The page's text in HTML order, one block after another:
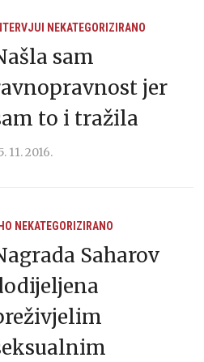
NEKATEGORIZIRANO
sam
jer
to i tražila
11. 2016.
NEKATEGORIZIRANO
Saharov